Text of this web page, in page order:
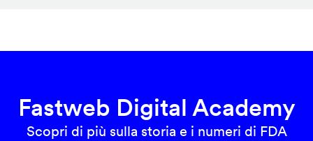
Fastweb Digital Academy
Scopri di più sulla storia e i numeri di FDA